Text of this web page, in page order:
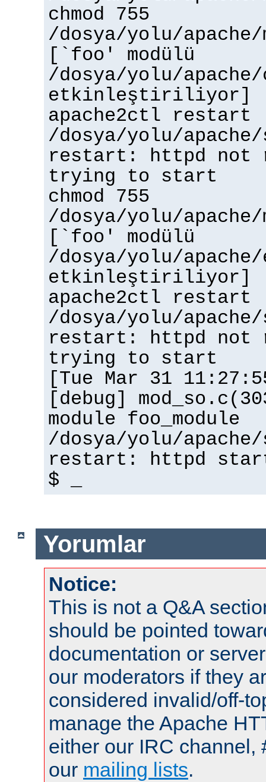
chmod 755
/dosya/yolu/apache/
[`foo' modülü
/dosya/yolu/
etkinleştiriliyor]
apache2ctl restart
/dosya/yolu/
restart: httpd not
trying to start
chmod 755
/dosya/yolu/apache/
[`foo' modülü
/dosya/yolu/
etkinleştiriliyor]
apache2ctl restart
/dosya/yolu/
restart: httpd not
trying to start
[Tue Mar 31
[debug]
module foo_module
/dosya/yolu/
restart: httpd
$ _
Yorumlar
Notice:
This is not a Q&A
should be pointed
documentation or
our moderators if they
considered invalid/off-
manage the Apache
either our IRC channel,
our mailing lists.